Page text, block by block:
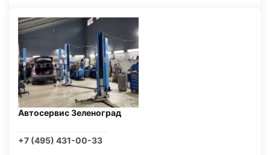
Автосервис Зеленоград
+7 (495) 431-00-33